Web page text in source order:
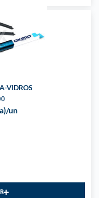
VIDROS
/un